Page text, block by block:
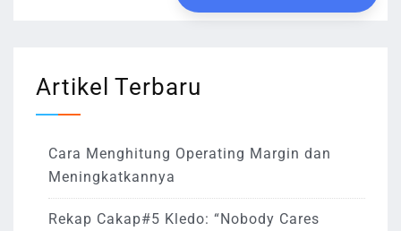
Artikel Terbaru
Cara Menghitung Operating Margin dan
Meningkatkannya
Rekap Cakap#5 Kledo: “Nobody Cares